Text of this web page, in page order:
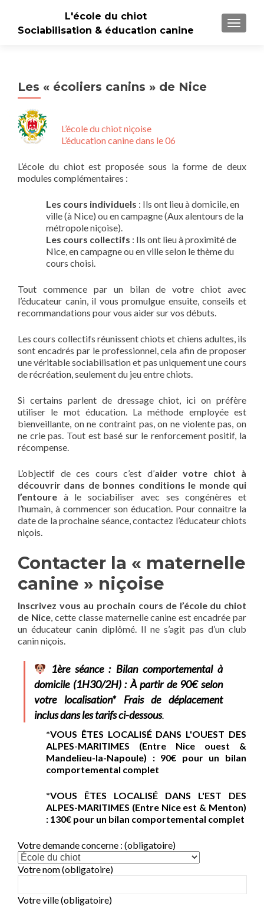
L'école du chiot
Sociabilisation & éducation canine
Les « écoliers canins » de Nice
L’école du chiot niçoise
L’éducation canine dans le 06
L’école du chiot est proposée sous la forme de deux
modules complémentaires :
Les cours individuels : Ils ont lieu à domicile, en
ville (à Nice) ou en campagne (Aux alentours de la
métropole niçoise).
Les cours collectifs : Ils ont lieu à proximité de
Nice, en campagne ou en ville selon le thème du
cours choisi.
Tout commence par un bilan de votre chiot avec
l’éducateur canin, il vous promulgue ensuite, conseils et
recommandations pour vous aider sur vos débuts.
Les cours collectifs réunissent chiots et chiens adultes, ils
sont encadrés par le professionnel, cela afin de proposer
une véritable sociabilisation et pas uniquement une cours
de récréation, seulement du jeu entre chiots.
Si certains parlent de dressage chiot, ici on préfère
utiliser le mot éducation. La méthode employée est
bienveillante, on ne contraint pas, on ne violente pas, on
ne crie pas. Tout est basé sur le renforcement positif, la
récompense.
L’objectif de ces cours c’est d’aider votre chiot à
découvrir dans de bonnes conditions le monde qui
l’entoure à le sociabiliser avec ses congénères et
l’humain, à commencer son éducation. Pour connaitre la
date de la prochaine séance, contactez l’éducateur chiots
niçois.
Contacter la « maternelle
canine » niçoise
Inscrivez vous au prochain cours de l’école du chiot
de Nice, cette classe maternelle canine est encadrée par
un éducateur canin diplômé. Il ne s’agit pas d’un club
canin niçois.
1ère séance : Bilan comportemental à
domicile (1H30/2H) : À partir de 90€ selon
votre localisation* Frais de déplacement
inclus dans les tarifs ci-dessous.
*VOUS ÊTES LOCALISÉ DANS L'OUEST DES
ALPES-MARITIMES (Entre Nice ouest &
Mandelieu-la-Napoule) : 90€ pour un bilan
comportemental complet
*VOUS ÊTES LOCALISÉ DANS L'EST DES
ALPES-MARITIMES (Entre Nice est & Menton)
: 130€ pour un bilan comportemental complet
Votre demande concerne : (obligatoire)
Votre nom (obligatoire)
Votre ville (obligatoire)